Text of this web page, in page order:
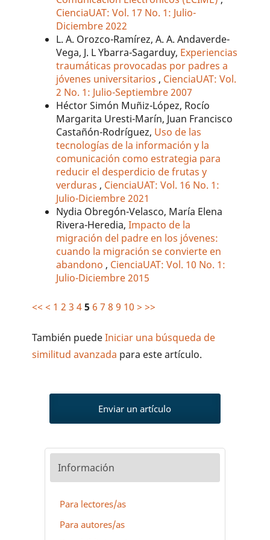
CienciaUAT: Vol. 17 No. 1: Julio-
Diciembre 2022
L. A. Orozco-Ramírez, A. A. Andaverde-
Vega, J. L Ybarra-Sagarduy, Experiencias
traumáticas provocadas por padres a
jóvenes universitarios , CienciaUAT: Vol.
2 No. 1: Julio-Septiembre 2007
Héctor Simón Muñiz-López, Rocío
Margarita Uresti-Marín, Juan Francisco
Castañón-Rodríguez, Uso de las
tecnologías de la información y la
comunicación como estrategia para
reducir el desperdicio de frutas y
verduras , CienciaUAT: Vol. 16 No. 1:
Julio-Diciembre 2021
Nydia Obregón-Velasco, María Elena
Rivera-Heredia,Impacto de la
migración del padre en los jóvenes:
cuando la migración se convierte en
abandono , CienciaUAT: Vol. 10 No. 1:
Julio-Diciembre 2015
<< < 1 2 3 45 6 7 8 9 10 > >>
También puedeIniciar una búsqueda de
similitud avanzada para este artículo.
Enviar un artículo
Información
Para lectores/as
Para autores/as